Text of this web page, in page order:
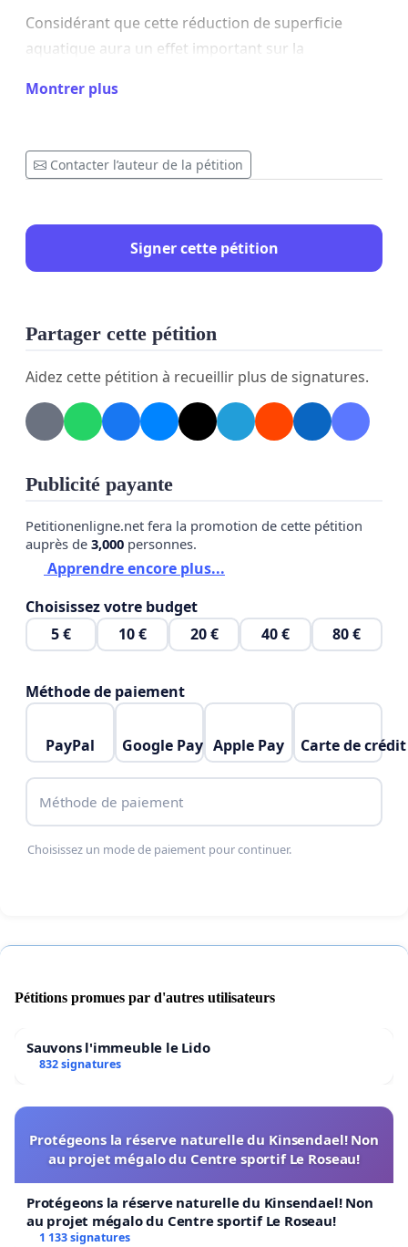
Considérant que cette réduction de superficie
aquatique aura un effet important sur la
auprès de la population générale;
de Rouyn-Noranda de reconsidérer sa position et
accompagné d’un bassin récréatif.
Montrer plus
Contacter l’auteur de la pétition
Signer cette pétition
Partager cette pétition
Aidez cette pétition à recueillir plus de signatures.
Publicité payante
Petitionenligne.net fera la promotion de cette pétition
auprès de 3,000 personnes.
Apprendre encore plus...
Choisissez votre budget
5 €
10 € 20 € 40 € 80 €
Méthode de paiement
PayPal Google Pay Apple Pay Carte de crédit
Méthode de paiement
Choisissez un mode de paiement pour continuer.
Pétitions promues par d'autres utilisateurs
Sauvons l'immeuble le Lido
832 signatures
Protégeons la réserve naturelle du Kinsendael! Non
au projet mégalo du Centre sportif Le Roseau!
Protégeons la réserve naturelle du Kinsendael! Non
au projet mégalo du Centre sportif Le Roseau!
1 133 signatures